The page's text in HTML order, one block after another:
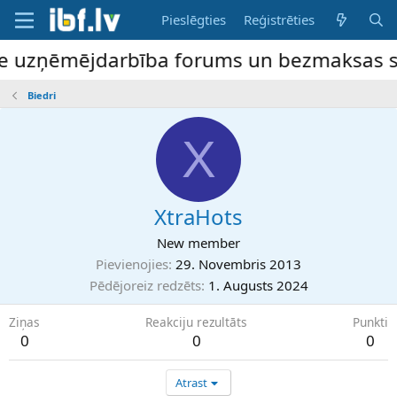
Pieslēgties Reģistrēties
forums un bezmaksas
Biedri
X
XtraHots
New member
Pievienojies 29. Novembris 2013
Pēdējoreiz redzēts 1. Augusts 2024
Ziņas
0
Reakciju rezultāts
0
Punkti
0
Atrast